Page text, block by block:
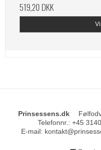
519,20 DKK
Prinsessens.dk
Telefonnr. : +45
E-mail: